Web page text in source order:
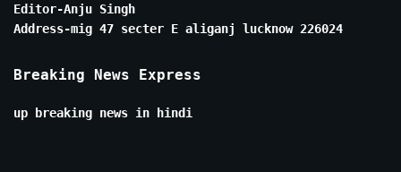
Editor-Anju Singh
Address-mig 47 secter E aliganj lucknow 226024
Breaking News Express
up breaking news in hindi